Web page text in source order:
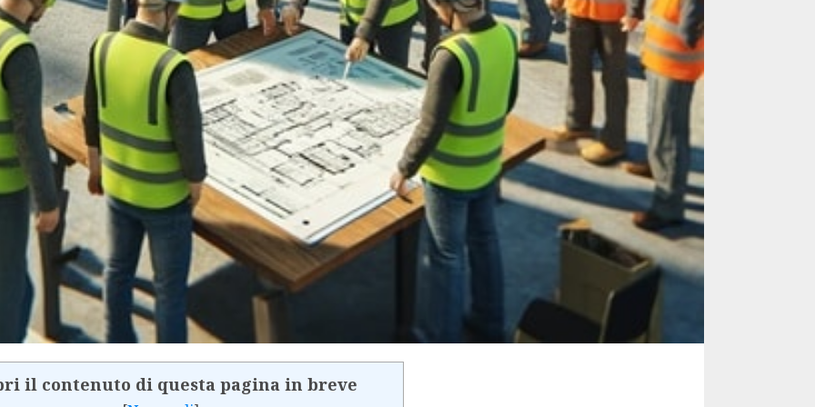
il contenuto di questa pagina in breve